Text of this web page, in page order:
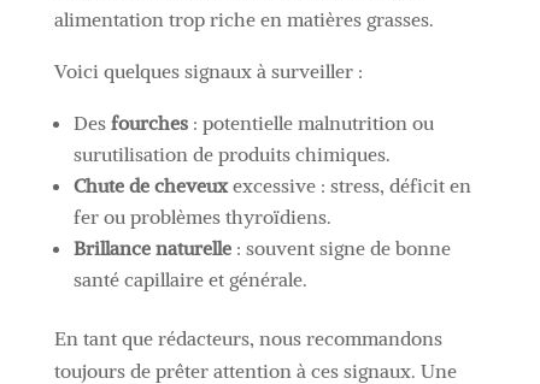
alimentation trop riche en matières grasses.
Voici quelques signaux à surveiller :
Des fourches: potentielle malnutrition ou
surutilisation de produits chimiques.
Chute de cheveuxexcessive : stress, déficit en
fer ou problèmes thyroïdiens.
Brillance naturelle: souvent signe de bonne
santé capillaire et générale.
En tant que rédacteurs, nous recommandons
toujours de prêter attention à ces signaux. Une